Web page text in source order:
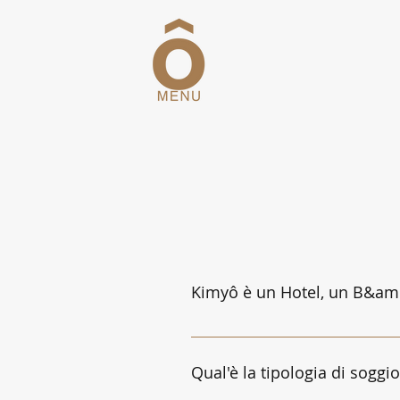
Kimyô è un Hotel, un
Nessuna delle 3! Kimyô
servizi Indoor offerti sono
Qual'è la tipologia di